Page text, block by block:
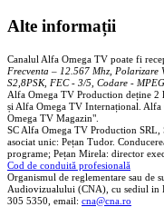
Alte informații
Canalul Alfa Omega TV poate fi
Frecventa – 12.567 Mhz, Polarizare
S2,8PSK, FEC - 3/5, Codare -
Alfa Omega TV Production deține 2
și Alfa Omega TV Internațional.
Omega TV Magazin".
SC Alfa Omega TV Production SRL,
asociat unic: Pețan Tudor.
programe; Pețan Mirela: director
Cod de conduită profesională
Organismul de reglementare sau de
Audiovizualului (CNA), cu sediul in
305 5350, email: cna@cna.ro